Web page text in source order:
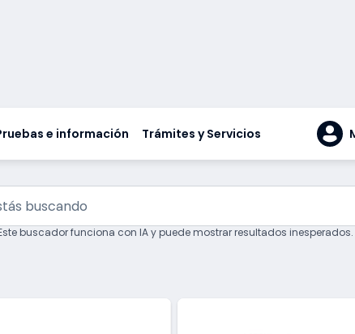
e información Trámites y Servicios
Este buscador funciona con IA y puede mostrar resultados inesperados.